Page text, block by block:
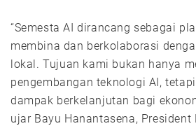
“Semesta AI dirancang sebagai
membina dan berkolaborasi
lokal. Tujuan kami bukan hanya
pengembangan teknologi AI,
dampak berkelanjutan bagi
ujar Bayu Hanantasena, President